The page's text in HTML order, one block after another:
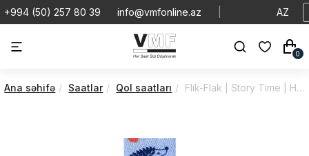
+994 (50) 257 80 39 info@vmfonline.az AZ
0
Ana səhifə Saatlar Qol saatları Flik-Flak | Story Time | Hedgehugs | ZFBNP148